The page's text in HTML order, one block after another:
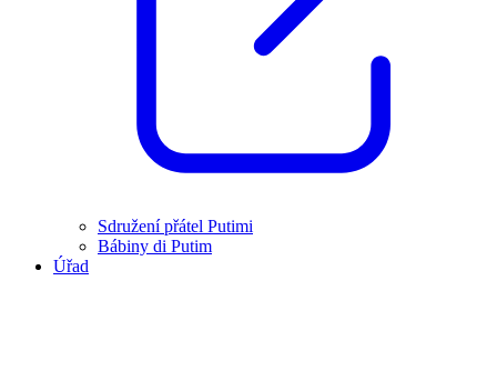
Sdružení přátel Putimi
Bábiny di Putim
Úřad